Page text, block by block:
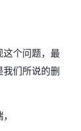
这个问题，最
们所说的删